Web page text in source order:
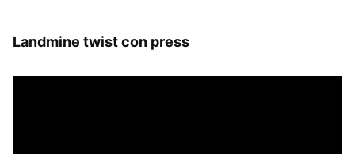
Landmine twist con press